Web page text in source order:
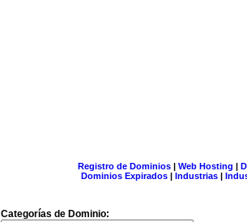
Registro de Dominios| Web Hosting |
Dominios Expirados | Industrias |
Categorías de Dominio: